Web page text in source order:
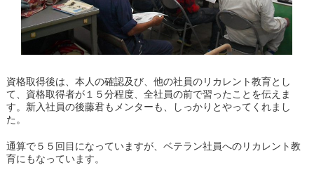
資格取得後は、本人の確認及び、他の社員のリカレント教育とし
て、資格取得者が１５分程度、全社員の前で習ったことを伝えま
す。新入社員の後藤君もメンターも、しっかりとやってくれまし
た。
通算で５５回目になっていますが、ベテラン社員へのリカレント教
育にもなっています。